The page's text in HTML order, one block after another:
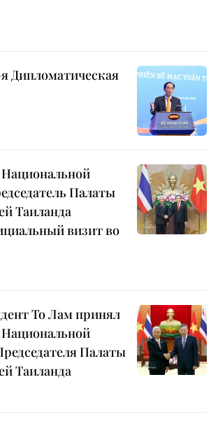
Дипломатическая
Национальной
Палаты
Таиланда
визит во
То Лам принял
Национальной
Палаты
Таиланда